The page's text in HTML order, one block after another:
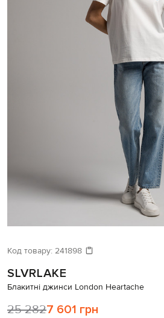
Давайте підберемо щось ще
Схожі товари
Код товару: 241898
SLVRLAKE
Блакитні джинси London Heartache
25 2827 601 грн